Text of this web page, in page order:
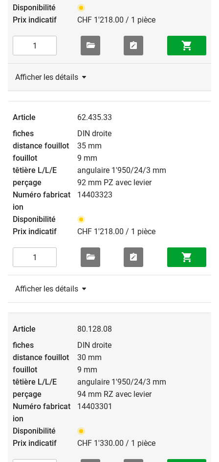
CHF 1'218.00 / 1 pièce
Afficher les détails
62.435.33
DIN droite
35 mm
9 mm
angulaire 1'950/24/3 mm
92 mm PZ avec levier
14403323
CHF 1'218.00 / 1 pièce
Afficher les détails
80.128.08
DIN droite
30 mm
9 mm
angulaire 1'950/24/3 mm
94 mm RZ avec levier
14403301
CHF 1'330.00 / 1 pièce